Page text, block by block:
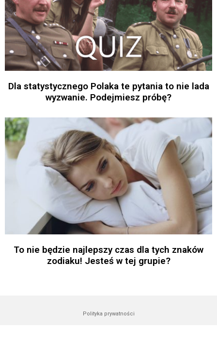
Dla statystycznego Polaka te pytania to nie lada
wyzwanie. Podejmiesz próbę?
To nie będzie najlepszy czas dla tych znaków
zodiaku! Jesteś w tej grupie?
Polityka prywatności